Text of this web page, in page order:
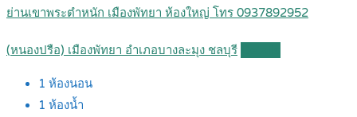
ย่านเขาพระตำหนัก เมืองพัทยา ห้องใหญ่ โทร 0937892952
(หนองปรือ) เมืองพัทยา อำเภอบางละมุง ชลบุรี
1 ห้องนอน
1 ห้องน้ำ